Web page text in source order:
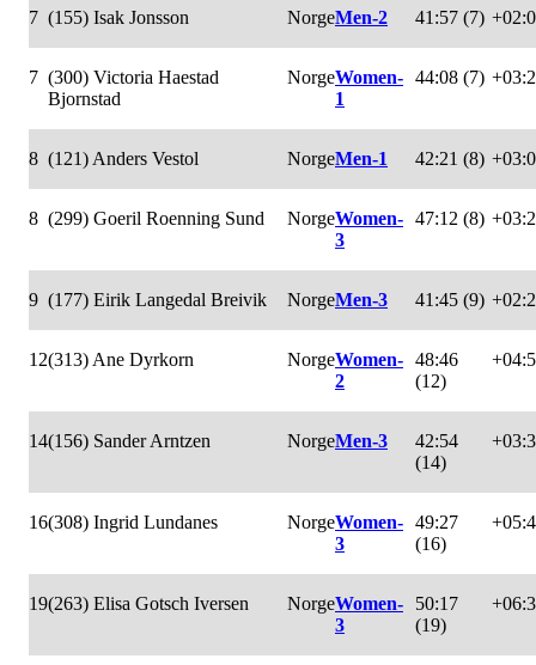
7 (155) Isak Jonsson NorgeMen-2 41:57 (7)
7 (300) Victoria Haestad
Bjornstad
NorgeWomen-
1
44:08 (7)
8 (121) Anders Vestol NorgeMen-1 42:21 (8)
8 (299) Goeril Roenning Sund NorgeWomen-
3
47:12 (8)
9 (177) Eirik Langedal Breivik NorgeMen-3 41:45 (9)
12(313) Ane Dyrkorn NorgeWomen-
2
48:46
(12)
14(156) Sander Arntzen NorgeMen-3
42:54
(14)
16(308) Ingrid Lundanes NorgeWomen-
3
49:27
(16)
19(263) Elisa Gotsch Iversen NorgeWomen-
3
50:17
(19)